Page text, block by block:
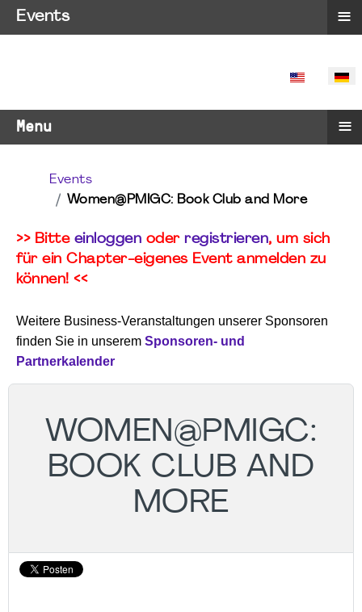
SPRACHE
Menu ≡
Events
Women@PMIGC: Book Club and More
>> Bitte einloggen oder registrieren, um sich
für ein Chapter-eigenes Event anmelden zu
können! <<
Weitere Business-Veranstaltungen unserer Sponsoren
finden Sie in unserem Sponsoren- und
Partnerkalender
WOMEN@PMIGC:
BOOK CLUB AND
MORE
Events ≡